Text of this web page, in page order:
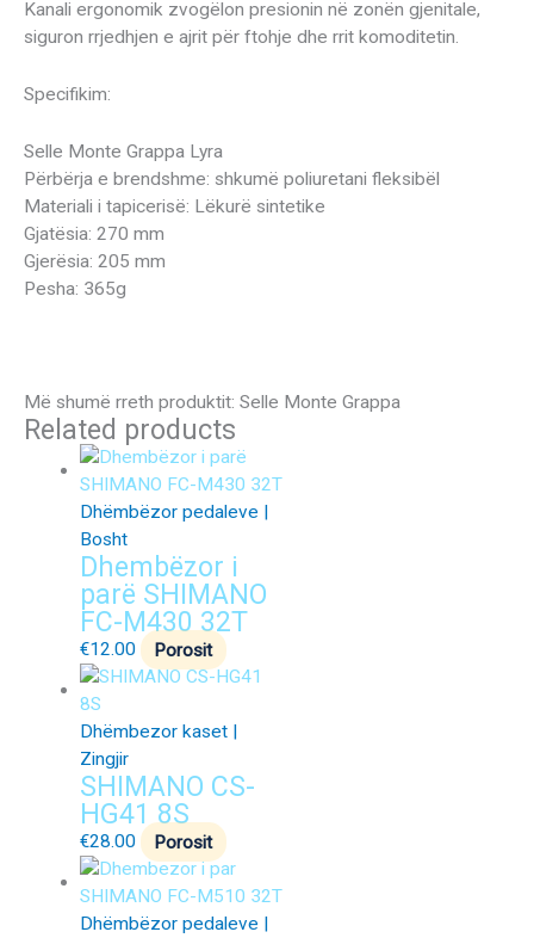
Kanali ergonomik zvogëlon presionin në zonën gjenitale,
siguron rrjedhjen e ajrit për ftohje dhe rrit komoditetin.
Specifikim:
Selle Monte Grappa Lyra
Përbërja e brendshme: shkumë poliuretani fleksibël
Materiali i tapicerisë: Lëkurë sintetike
Gjatësia: 270 mm
Gjerësia: 205 mm
Pesha: 365g
Më shumë rreth produktit: Selle Monte Grappa
Related products
Dhëmbëzor pedaleve |
Bosht
Dhembëzor i
parë SHIMANO
FC-M430 32T
€12.00 Porosit
Dhëmbezor kaset |
Zingjir
SHIMANO CS-
HG41 8S
€28.00 Porosit
Dhëmbëzor pedaleve |